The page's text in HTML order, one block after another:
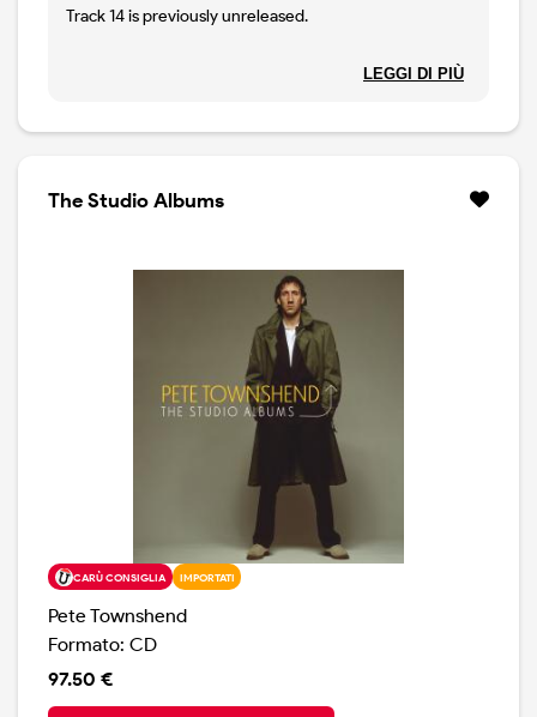
Track 14 is previously unreleased.
LEGGI DI PIÙ
The Studio Albums
CARÙ CONSIGLIA IMPORTATI
Pete Townshend
Formato: CD
97.50 €